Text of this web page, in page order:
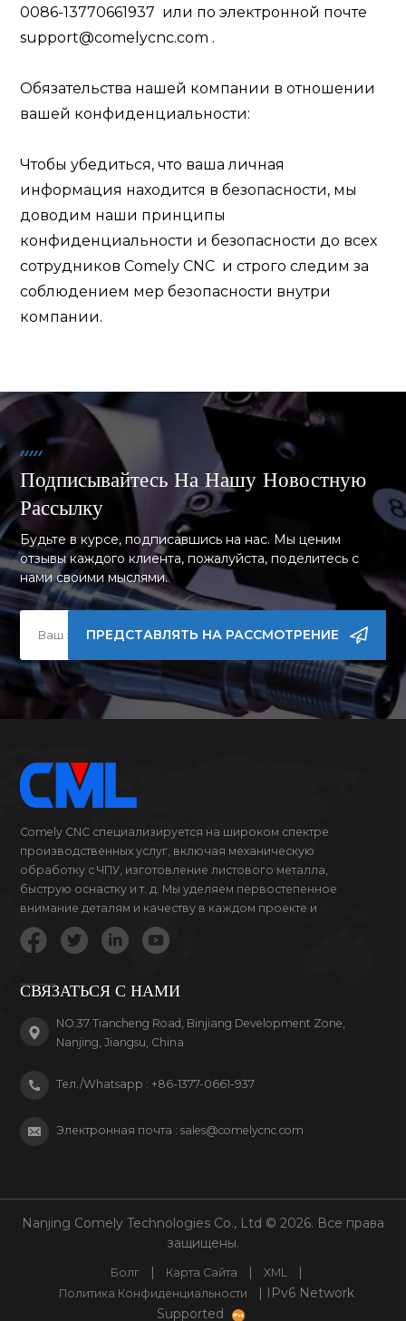
0086-13770661937 или по электронной почте
support@comelycnc.com .
Обязательства нашей компании в отношении
вашей конфиденциальности:
Чтобы убедиться, что ваша личная
информация находится в безопасности, мы
доводим наши принципы
конфиденциальности и безопасности до всех
сотрудниковComely CNC и строго следим за
соблюдением мер безопасности внутри
компании.
Подписывайтесь На Нашу Новостную
Рассылку
Будьте в курсе, подписавшись на нас. Мы ценим
отзывы каждого клиента, пожалуйста, поделитесь с
нами своими мыслями.
ПРЕДСТАВЛЯТЬ НА РАССМОТРЕНИЕ
Comely CNC специализируется на широком спектре
производственных услуг, включая механическую
обработку с ЧПУ, изготовление листового металла,
быструю оснастку и т. д. Мы уделяем первостепенное
внимание деталям и качеству в каждом проекте и
продукте, за который мы беремся.
СВЯЗАТЬСЯ С НАМИ
NO.37 Tiancheng Road, Binjiang Development Zone,
Nanjing, Jiangsu, China
Тел./Whatsapp : +86-1377-0661-937
Электронная почта :sales@comelycnc.com
Nanjing Comely Technologies Co., Ltd © 2026. Все права
защищены.
Болг | Карта Сайта | XML |
Политика Конфиденциальности
| IPv6 Network
Supported